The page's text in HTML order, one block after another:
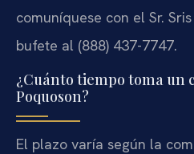
comuníquese con el Sr.
bufete al (888) 437-7747.
¿Cuánto tiempo toma un
Poquoson?
El plazo varía según la